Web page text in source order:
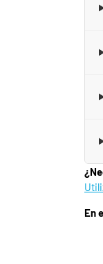
En